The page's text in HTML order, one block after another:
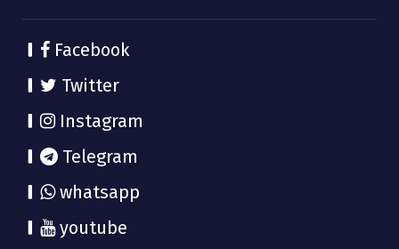
Facebook
Twitter
Instagram
Telegram
whatsapp
youtube